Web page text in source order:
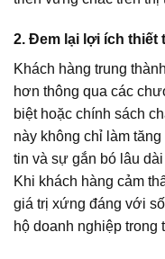
2. Đem lại lợi ích thiết
Khách hàng trung
hơn thông qua các
biệt hoặc chính sách
này không chỉ làm
tin và sự gắn bó lâu
Khi khách hàng cảm
giá trị xứng đáng với
hộ doanh nghiệp trong